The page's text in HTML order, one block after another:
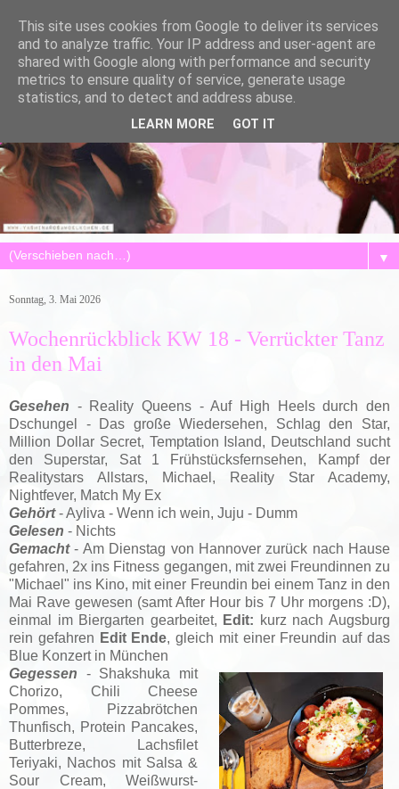
▼
Sonntag, 3. Mai 2026
Wochenrückblick KW 18 - Verrückter Tanz
in den Mai
Gesehen - Reality Queens - Auf High Heels durch den
Dschungel - Das große Wiedersehen, Schlag den Star,
Million Dollar Secret, Temptation Island, Deutschland sucht
den Superstar, Sat 1 Frühstücksfernsehen, Kampf der
Realitystars Allstars, Michael, Reality Star Academy,
Nightfever, Match My Ex
Gehört- Ayliva - Wenn ich wein, Juju - Dumm
Gelesen - Nichts
Gemacht- Am Dienstag von Hannover zurück nach Hause
gefahren, 2x ins Fitness gegangen, mit zwei Freundinnen zu
"Michael" ins Kino, mit einer Freundin bei einem Tanz in den
Mai Rave gewesen (samt After Hour bis 7 Uhr morgens :D),
einmal im Biergarten gearbeitet, Edit: kurz nach Augsburg
rein gefahren Edit Ende, gleich mit einer Freundin auf das
Blue Konzert in München
Gegessen - Shakshuka mit
Chorizo, Chili Cheese
Pommes, Pizzabrötchen
Thunfisch, Protein Pancakes,
Butterbreze, Lachsfilet
Teriyaki, Nachos mit Salsa &
Sour Cream, Weißwurst-
This site uses cookies from Google to deliver its services
and to analyze traffic. Your IP address and user-agent are
shared with Google along with performance and security
metrics to ensure quality of service, generate usage
statistics, and to detect and address abuse.
LEARN MORE GOT IT